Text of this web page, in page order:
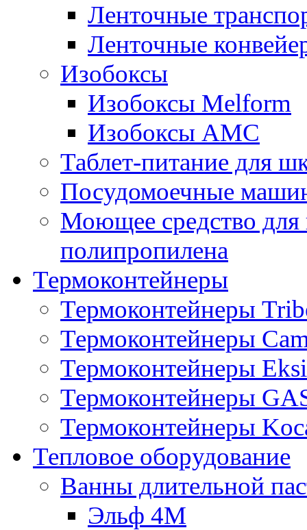
Ленточные
Ленточные
Изобоксы
Изобоксы Melform
Изобоксы AMC
Таблет-питание для
Посудомоечные
Моющее средство для
полипропилена
Термоконтейнеры
Термоконтейнеры
Термоконтейнеры
Термоконтейнеры Eksi
Термоконтейнеры
Термоконтейнеры
Тепловое оборудование
Ванны длительной
Эльф 4М